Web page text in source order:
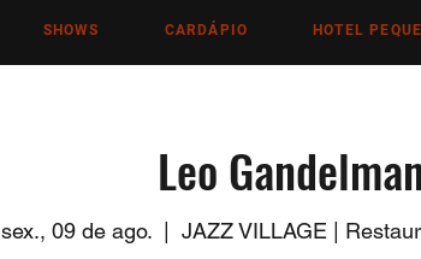
SHOWS CARDÁPIO HOTEL
Leo
sex., 09 de ago.
  |
JAZZ VILLAGE |